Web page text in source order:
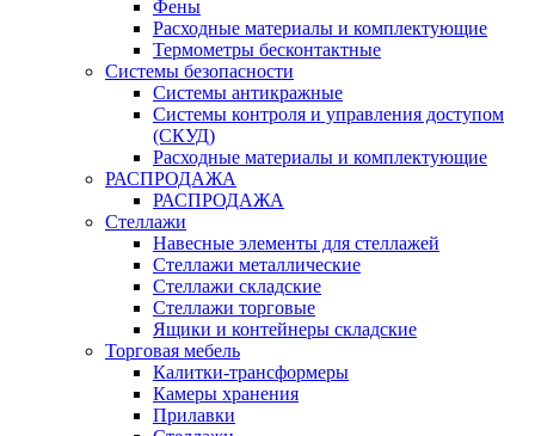
Фены
Расходные материалы и комплектующие
Термометры бесконтактные
Системы безопасности
Системы антикражные
Системы контроля и управления доступом
(СКУД)
Расходные материалы и комплектующие
РАСПРОДАЖА
РАСПРОДАЖА
Стеллажи
Навесные элементы для стеллажей
Стеллажи металлические
Стеллажи складские
Стеллажи торговые
Ящики и контейнеры складские
Торговая мебель
Калитки-трансформеры
Камеры хранения
Прилавки